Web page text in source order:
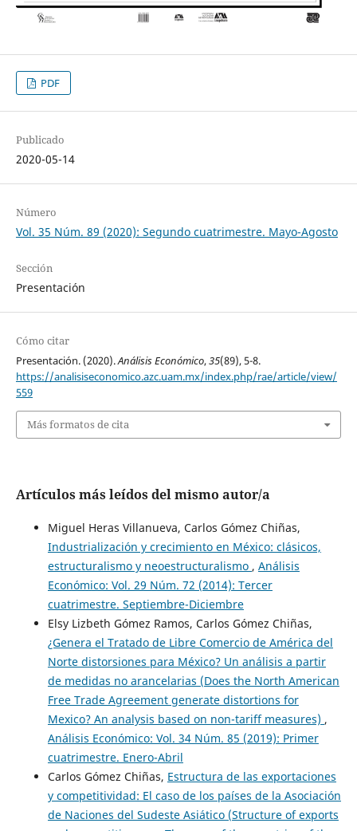
PDF
Publicado
2020-05-14
Número
Vol. 35 Núm. 89 (2020): Segundo cuatrimestre. Mayo-Agosto
Sección
Presentación
Cómo citar
Presentación. (2020).Análisis Económico,35(89), 5-8.
https://analisiseconomico.azc.uam.mx/index.php/rae/article/view/
559
Más formatos de cita
Artículos más leídos del mismo autor/a
Miguel Heras Villanueva, Carlos Gómez Chiñas,
Industrialización y crecimiento en México: clásicos,
estructuralismo y neoestructuralismo , Análisis
Económico: Vol. 29 Núm. 72 (2014): Tercer
cuatrimestre. Septiembre-Diciembre
Elsy Lizbeth Gómez Ramos, Carlos Gómez Chiñas,
¿Genera el Tratado de Libre Comercio de América del
Norte distorsiones para México? Un análisis a partir
de medidas no arancelarias (Does the North American
Free Trade Agreement generate distortions for
Mexico? An analysis based on non-tariff measures) ,
Análisis Económico: Vol. 34 Núm. 85 (2019): Primer
cuatrimestre. Enero-Abril
Carlos Gómez Chiñas, Estructura de las exportaciones
y competitividad: El caso de los países de la Asociación
de Naciones del Sudeste Asiático (Structure of exports